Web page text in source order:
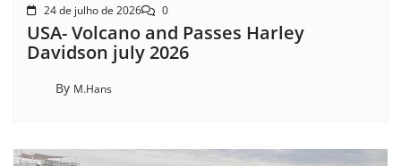
24 de julho de 2026 0
USA- Volcano and Passes Harley
Davidson july 2026
By M.Hans